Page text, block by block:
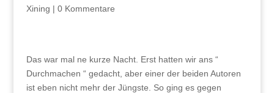
Xining | 0 Kommentare
Das war mal ne kurze Nacht. Erst hatten wir ans “
Durchmachen “ gedacht, aber einer der beiden Autoren
ist eben nicht mehr der Jüngste. So ging es gegen